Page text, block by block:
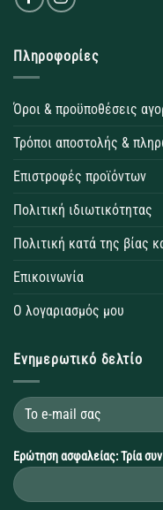
Πληροφορίες
Όροι & προϋποθέσεις
Τρόποι αποστολής &
Επιστροφές προϊόντων
Πολιτική ιδιωτικότητας
Πολιτική κατά της βίας
Επικοινωνία
Ο λογαριασμός μου
Ενημερωτικό δελτίο
Ερώτηση ασφαλείας: Τρία